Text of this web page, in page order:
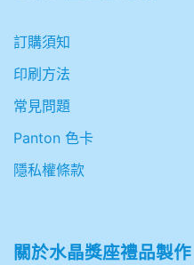
訂購須知
印刷方法
常見問題
Panton 色卡
隱私權條款
關於水晶獎座禮品製作